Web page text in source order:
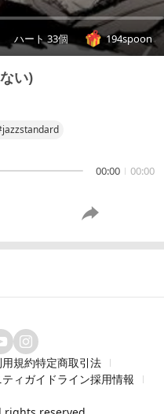
ハート 33個 194spoon
い)
00:00 00:00
規約特定商取引法
ィガイドライン採用情報